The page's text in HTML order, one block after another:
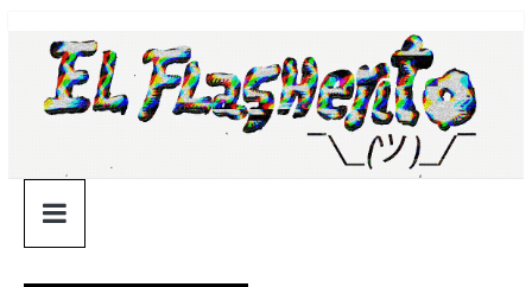
contenido
¯\_(ツ)_/
¯